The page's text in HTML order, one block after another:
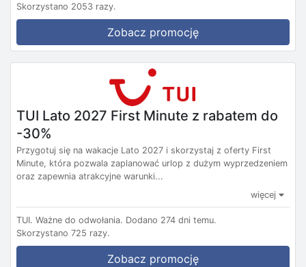
Skorzystano 2053 razy.
Zobacz promocję
TUI Lato 2027 First Minute z rabatem do
-30%
Przygotuj się na wakacje Lato 2027 i skorzystaj z oferty First
Minute, która pozwala zaplanować urlop z dużym wyprzedzeniem
oraz zapewnia atrakcyjne warunki...
więcej
TUI. Ważne do odwołania. Dodano 274 dni temu.
Skorzystano 725 razy.
Zobacz promocję